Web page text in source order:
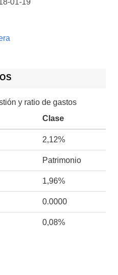
y ratio de gastos
Clase
2,12%
Patrimonio
1,96%
0.0000
0,08%